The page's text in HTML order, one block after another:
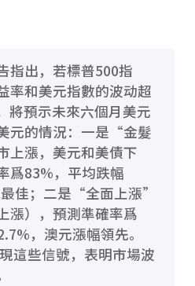
指出，若標普500指
率和美元指數的波动超
將預示未來六個月美元
元的情況：一是“金髮
上漲，美元和美債下
爲83%，平均跌幅
佳；二是“全面上漲”
漲），預測準確率爲
，澳元漲幅領先。
這些信號，表明市場波